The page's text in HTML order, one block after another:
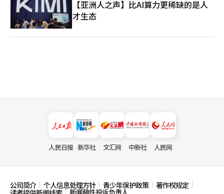
【亚洲人之声】比AI算力更稀缺的是人
才生态
人民日报 新华社 文汇网 中新社 人民网
公司简介 个人信息处理方针 青少年保护政策 著作权规定
新闻稿件投诉负责人